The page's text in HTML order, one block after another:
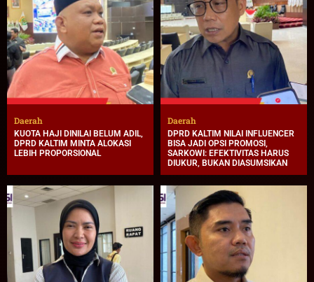
Daerah
KUOTA HAJI DINILAI BELUM ADIL,
DPRD KALTIM MINTA ALOKASI
LEBIH PROPORSIONAL
Daerah
DPRD KALTIM NILAI INFLUENCER
BISA JADI OPSI PROMOSI,
SARKOWI: EFEKTIVITAS HARUS
DIUKUR, BUKAN DIASUMSIKAN